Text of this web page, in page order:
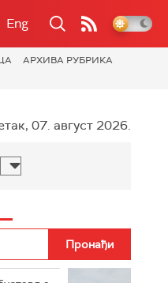
Eng
АРХИВА РУБРИКА
07. август 2026.